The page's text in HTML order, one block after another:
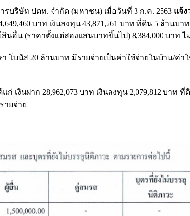
ริษัท ปตท. จำกัด (มหาชน) เมื่อวันที่ 3 ก.ค. 2563 แจ้ง
บาท เงินลงทุน 43,871,261 บาท ที่ดิน 5 ล้านบา
นอื่น (ราคาตั้งแต่สองแสนบาทขึ้นไป) 8,384,000 บาท
โบนัส 20 ล้านบาท มีรายจ่ายเป็นค่าใช้จ่ายในบ้าน/ค่า
แก่ เงินฝาก 28,962,073 บาท เงินลงทุน 2,079,812 บาท ที่
ายจ่าย